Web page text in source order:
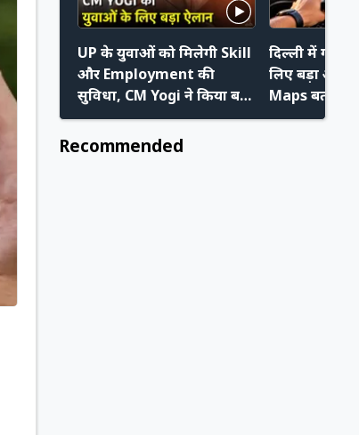
UP के युवाओं को मिलेगी Skill
और Employment की
सुविधा, CM Yogi ने किया बड़ा
ऐलान
दिल्ली में गाड़ी
लिए बड़ा
Maps
का खतरा
Recommended